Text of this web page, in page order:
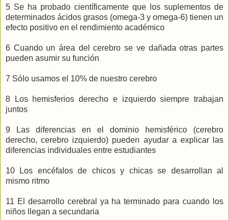
5 Se ha probado científicamente que los suplementos de
determinados ácidos grasos (omega-3 y omega-6) tienen un
efecto positivo en el rendimiento académico
6 Cuando un área del cerebro se ve dañada otras partes
pueden asumir su función
7 Sólo usamos el 10% de nuestro cerebro
8 Los hemisferios derecho e izquierdo siempre trabajan
juntos
9 Las diferencias en el dominio hemisférico (cerebro
derecho, cerebro izquierdo) pueden ayudar a explicar las
diferencias individuales entre estudiantes
10 Los encéfalos de chicos y chicas se desarrollan al
mismo ritmo
11 El desarrollo cerebral ya ha terminado para cuando los
niños llegan a secundaria